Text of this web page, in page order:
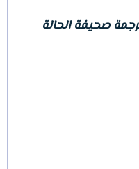
صحيفة الحالة